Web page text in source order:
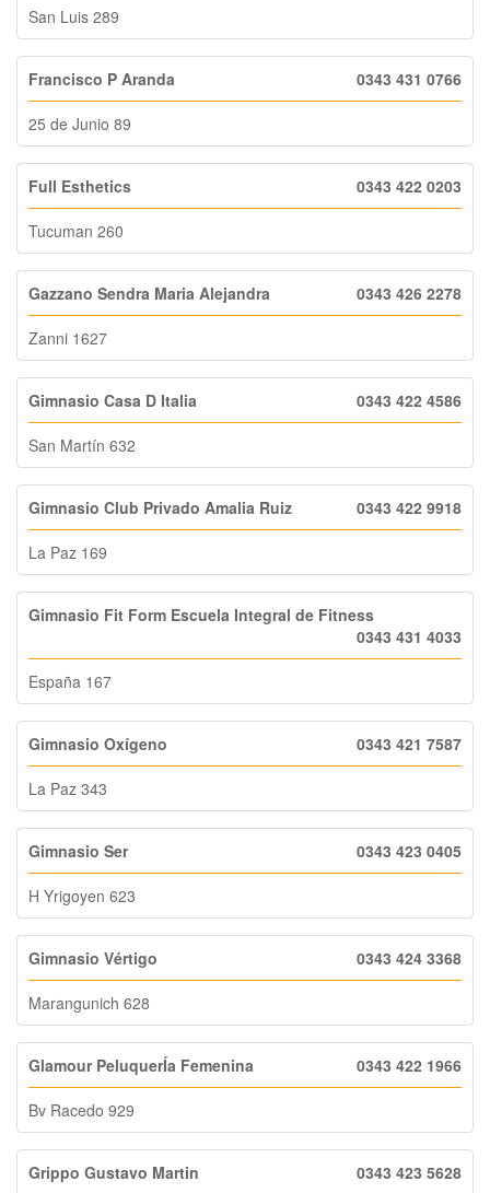
San Luis 289
Francisco P Aranda 0343 431 0766
25 de Junio 89
Full Esthetics 0343 422 0203
Tucuman 260
Gazzano Sendra Maria Alejandra 0343 426 2278
Zanni 1627
Gimnasio Casa D Italia 0343 422 4586
San Martín 632
Gimnasio Club Privado Amalia Ruiz 0343 422 9918
La Paz 169
Gimnasio Fit Form Escuela Integral de Fitness
0343 431 4033
España 167
Gimnasio Oxígeno 0343 421 7587
La Paz 343
Gimnasio Ser 0343 423 0405
H Yrigoyen 623
Gimnasio Vértigo 0343 424 3368
Marangunich 628
Glamour PeluquerÍa Femenina 0343 422 1966
Bv Racedo 929
Grippo Gustavo Martin 0343 423 5628